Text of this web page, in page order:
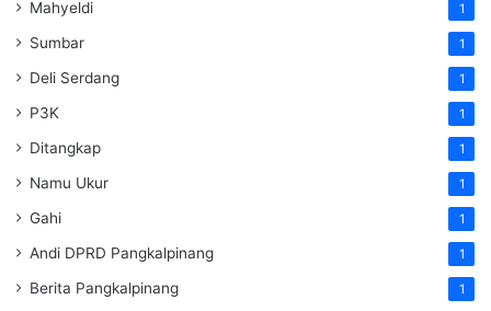
Mahyeldi 1
Sumbar 1
Deli Serdang 1
P3K 1
Ditangkap 1
Namu Ukur 1
Gahi 1
Andi DPRD Pangkalpinang 1
Berita Pangkalpinang 1